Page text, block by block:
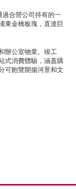
合營公司持有的一
東金橋板塊，直達巨
辦公室物業。竣工
式消費體驗，涵蓋購
可飽覽開揚河景和文